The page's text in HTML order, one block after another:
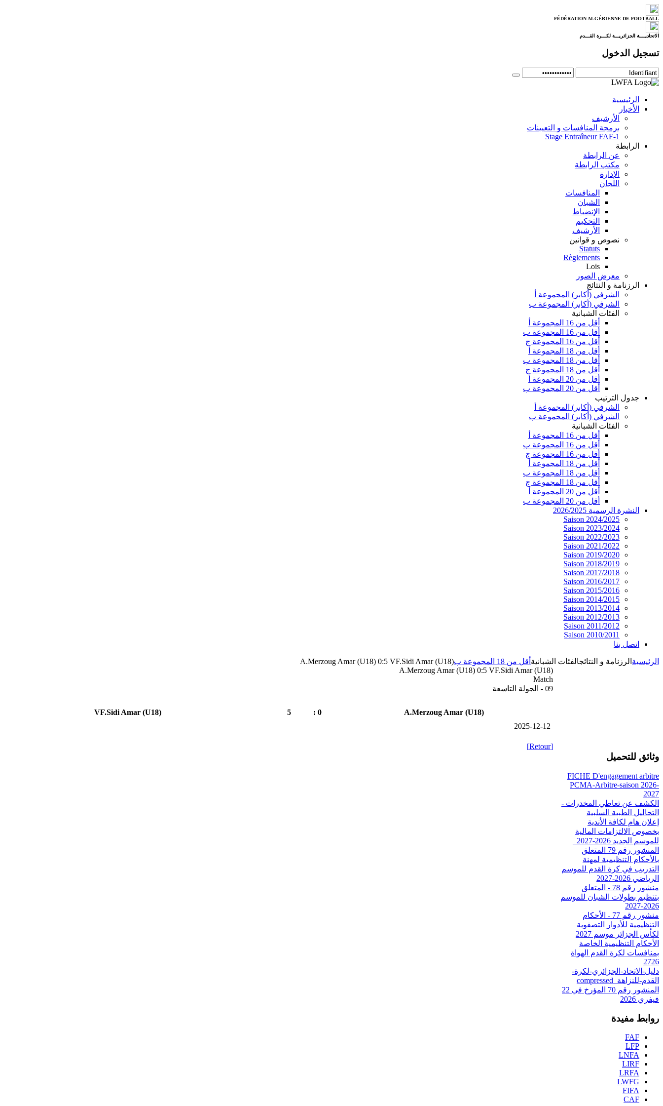
FÉDÉRATION ALGÉRIENNE DE FOOTBALL
الاتحاديــــة الجزائريـــة لكـــرة القـــدم
تسجيل الدخول
الرئيسية
الأخبار
الأرشيف
برمجة المنافسات و التعيينات
Stage Entraîneur FAF-1
الرابطة
عن الرابطة
مكتب الرابطة
الإدارة
اللجان
المنافسات
الشبان
الإنضباط
التحكيم
الأرشيف
نصوص و قوانين
Statuts
Règlements
Lois
معرض الصور
الرزنامة و النتائج
الشرفي (أكابر) المجموعة أ
الشرفي (أكابر) المجموعة ب
الفئات الشبانية
أقل من 16 المجموعة أ
أقل من 16 المجموعة ب
أقل من 16 المجموعة ج
أقل من 18 المجموعة أ
أقل من 18 المجموعة ب
أقل من 18 المجموعة ج
أقل من 20 المجموعة أ
أقل من 20 المجموعة ب
جدول الترتيب
الشرفي (أكابر) المجموعة أ
الشرفي (أكابر) المجموعة ب
الفئات الشبانية
أقل من 16 المجموعة أ
أقل من 16 المجموعة ب
أقل من 16 المجموعة ج
أقل من 18 المجموعة أ
أقل من 18 المجموعة ب
أقل من 18 المجموعة ج
أقل من 20 المجموعة أ
أقل من 20 المجموعة ب
النشرة الرسمية 2026/2025
Saison 2024/2025
Saison 2023/2024
Saison 2022/2023
Saison 2021/2022
Saison 2019/2020
Saison 2018/2019
Saison 2017/2018
Saison 2016/2017
Saison 2015/2016
Saison 2014/2015
Saison 2013/2014
Saison 2012/2013
Saison 2011/2012
Saison 2010/2011
اتصل بنا
الرئيسية الرزنامة و النتائجالفئات الشبانية أقل من 18 المجموعة ب
A.Merzoug Amar (U18) 0:5 VF.Sidi Amar (U18)
A.Merzoug Amar (U18) 0:5 VF.Sidi Amar (U18)
Match
09 - الجولة التاسعة
A.Merzoug Amar (U18)
0 :
5
VF.Sidi Amar (U18)
2025-12-12
[Retour]
وثائق للتحميل
FICHE D'engagement arbitre
PCMA-Arbitre-saison 2026-
2027
الكشف عن تعاطي المخدرات -
التحاليل الطبية السلبية
إعلان هام لكافة الأندية
بخصوص الالتزامات المالية
للموسم الجديد 2026-2027_
المنشور رقم 79 المتعلق
بالأحكام التنظيمية لمهنة
التدريب في كرة القدم للموسم
الرياضي 2026-2027
منشور رقم 78 - المتعلق
بتنظيم بطولات الشبان للموسم
2026-2027
منشور رقم 77 - الأحكام
التنظيمية للأدوار التصفوية
لكأس الجزائر موسم 2027
الأحكام التنظيمية الخاصة
بمنافسات لكرة القدم الهواة
2726
دليل-الاتحاد-الجزائري-لكرة-
القدم-للنزاهة_compressed
المنشور رقم 70 المؤرخ في 22
فيفري 2026
روابط مفيدة
FAF
LFP
LNFA
LIRF
LRFA
LWFG
FIFA
CAF